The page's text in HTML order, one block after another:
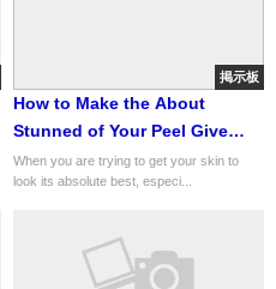
掲示板
How to Make the About
Stunned of Your Peel Give
care Wellness... tip No. 47 of
155
When you are trying to get your skin to
look its absolute best, especi...